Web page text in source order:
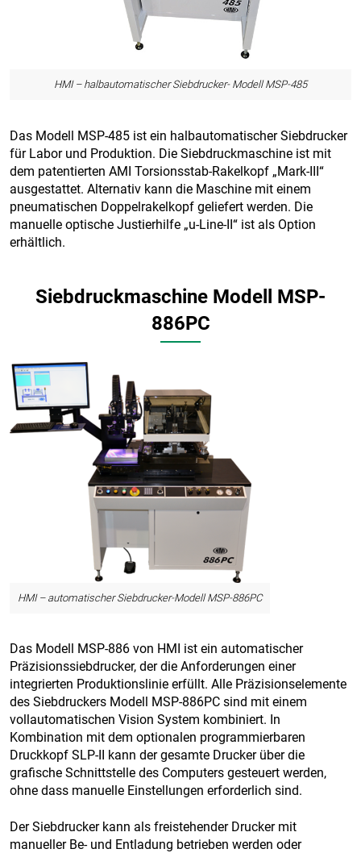
HMI – halbautomatischer Siebdrucker- Modell MSP-485
Das Modell MSP-485 ist ein halbautomatischer Siebdrucker
für Labor und Produktion. Die Siebdruckmaschine ist mit
dem patentierten AMI Torsionsstab-Rakelkopf „Mark-III“
ausgestattet. Alternativ kann die Maschine mit einem
pneumatischen Doppelrakelkopf geliefert werden. Die
manuelle optische Justierhilfe „u-Line-II“ ist als Option
erhältlich.
Siebdruckmaschine Modell MSP-
886PC
HMI – automatischer Siebdrucker-Modell MSP-886PC
Das Modell MSP-886 von HMI ist ein automatischer
Präzisionssiebdrucker, der die Anforderungen einer
integrierten Produktionslinie erfüllt. Alle Präzisionselemente
des Siebdruckers Modell MSP-886PC sind mit einem
vollautomatischen Vision System kombiniert. In
Kombination mit dem optionalen programmierbaren
Druckkopf SLP-II kann der gesamte Drucker über die
grafische Schnittstelle des Computers gesteuert werden,
ohne dass manuelle Einstellungen erforderlich sind.
Der Siebdrucker kann als freistehender Drucker mit
manueller Be- und Entladung betrieben werden oder